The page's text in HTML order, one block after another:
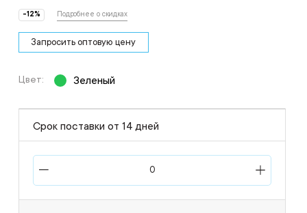
-12% Подробнее о скидках
Запросить оптовую цену
Цвет: Зеленый
Срок поставки от 14 дней